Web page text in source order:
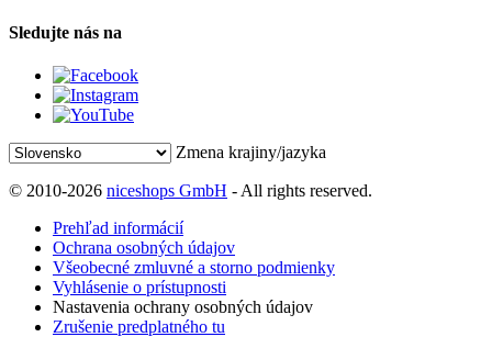
Sledujte nás na
Zmena krajiny/jazyka
© 2010-2026 niceshops GmbH - All rights reserved.
Prehľad informácií
Ochrana osobných údajov
Všeobecné zmluvné a storno podmienky
Vyhlásenie o prístupnosti
Nastavenia ochrany osobných údajov
Zrušenie predplatného tu